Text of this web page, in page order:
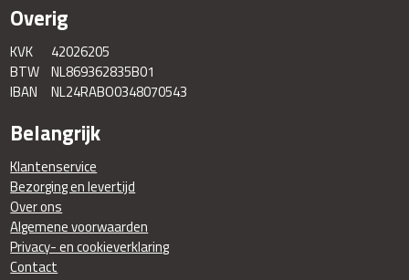
Overig
KVK
42026205
BTW NL869362835B01
IBAN
NL24RABO0348070543
Belangrijk
Klantenservice
Bezorging en levertijd
Over ons
Algemene voorwaarden
Privacy- en cookieverklaring
Contact